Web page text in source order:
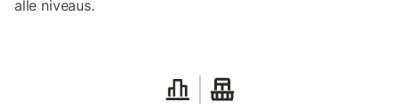
alle niveaus.